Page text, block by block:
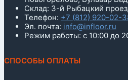
Склад: 3-й Рыбацкий
Телефон: +7 (812) 920-02-
Эл. почта: info@infloor.ru
Режим работы: с 10:00 до
СПОСОБЫ ОПЛАТЫ